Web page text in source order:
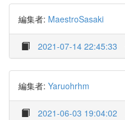
編集者: MaestroSasaki
2021-07-14 22:45:33
編集者: Yaruohrhm
2021-06-03 19:04:02